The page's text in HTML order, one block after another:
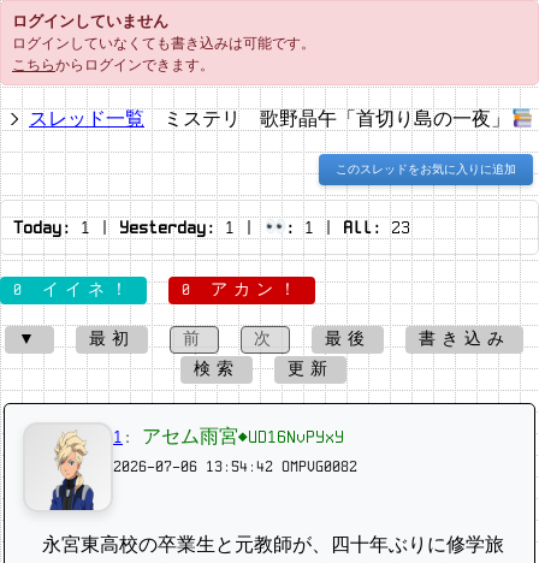
ログインしていません
ログインしていなくても書き込みは可能です。
こちらからログインできます。
スレッド一覧 ミステリ 歌野晶午「首切り島の一夜」
このスレッドをお気に入りに追加
Today: 1 | Yesterday:1 | : 1 | All: 23
0 イイネ！ 0 アカン！
▼ 最初 前 次 最後
書き込み
検索
更新
1 : アセム雨宮◆UD16NvPYxY
2026-07-06 13:54:42 OMPVG0082
永宮東高校の卒業生と元教師が、四十年ぶりに修学旅